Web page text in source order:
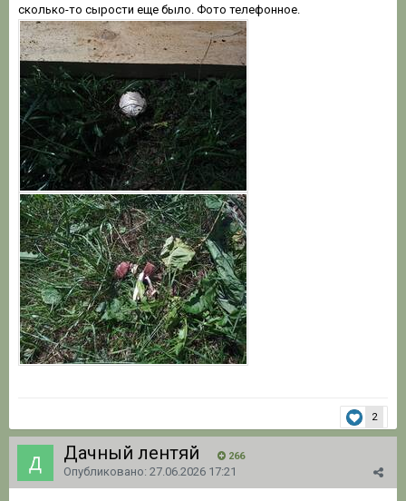
сколько-то сырости еще было. Фото телефонное.
2
Дачный лентяй 266
Опубликовано: 27.06.2026 17:21